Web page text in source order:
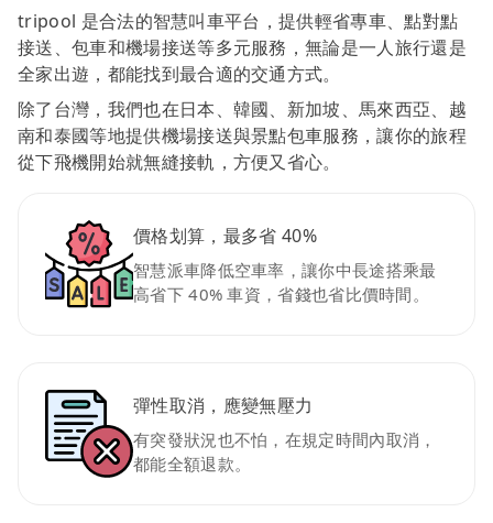
tripool 是合法的智慧叫車平台，提供輕省專車、點對點
接送、包車和機場接送等多元服務，無論是一人旅行還是
全家出遊，都能找到最合適的交通方式。
除了台灣，我們也在日本、韓國、新加坡、馬來西亞、越
南和泰國等地提供機場接送與景點包車服務，讓你的旅程
從下飛機開始就無縫接軌，方便又省心。
價格划算，最多省 40%
智慧派車降低空車率，讓你中長途搭乘最
高省下 40% 車資，省錢也省比價時間。
彈性取消，應變無壓力
有突發狀況也不怕，在規定時間內取消，
都能全額退款。